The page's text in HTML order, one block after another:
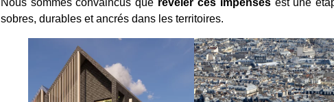
Nous sommes convaincus que révéler ces impensésest une
sobres, durables et ancrés dans les territoires.